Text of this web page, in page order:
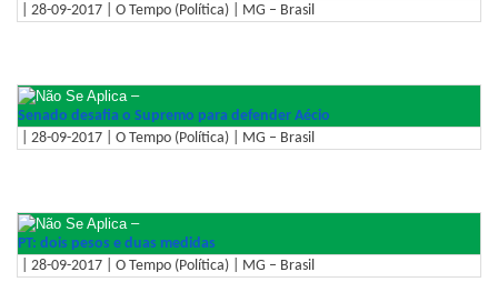
| 28-09-2017 | O Tempo (Política) | MG – Brasil
–
Senado desafia o Supremo para defender Aécio
| 28-09-2017 | O Tempo (Política) | MG – Brasil
–
PT: dois pesos e duas medidas
| 28-09-2017 | O Tempo (Política) | MG – Brasil